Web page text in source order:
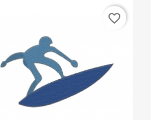
favorite_border